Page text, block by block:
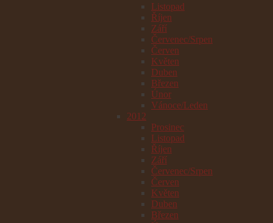
Listopad
Říjen
Září
Červenec/Srpen
Červen
Květen
Duben
Březen
Únor
Vánoce/Leden
2012
Prosinec
Listopad
Říjen
Září
Červenec/Srpen
Červen
Květen
Duben
Březen